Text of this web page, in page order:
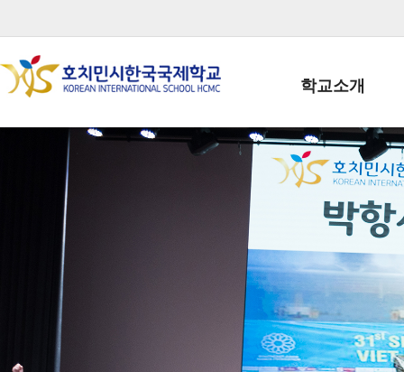
학교소개
학교장인사말
학생회장인사말
학교상징
학교 CI
교직원현황
학생현황
위치/전화